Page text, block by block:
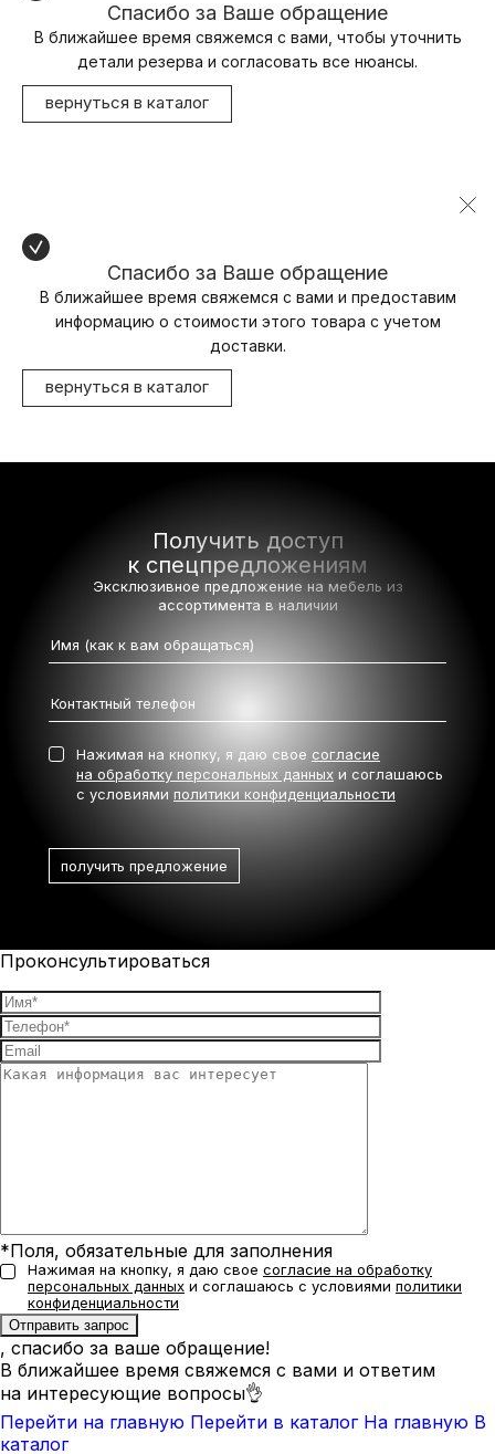
Спасибо за Ваше обращение
В ближайшее время свяжемся с вами, чтобы уточнить
детали резерва и согласовать все нюансы.
вернуться в каталог
Спасибо за Ваше обращение
В ближайшее время свяжемся с вами и предоставим
информацию о стоимости этого товара с учетом
доставки.
вернуться в каталог
Получить доступ
к спецпредложениям
Эксклюзивное предложение на мебель из
ассортимента в наличии
Нажимая на кнопку, я даю свое согласие
на обработку персональных данных и соглашаюсь
с условиями политики конфиденциальности
Проконсультироваться
*Поля, обязательные для заполнения
Нажимая на кнопку, я даю свое согласие на обработку
персональных данных и соглашаюсь с условиями политики
конфиденциальности
, спасибо за ваше обращение!
В ближайшее время свяжемся с вами и ответим
на интересующие вопросы👌
Перейти на главную Перейти в каталог На главную В
каталог